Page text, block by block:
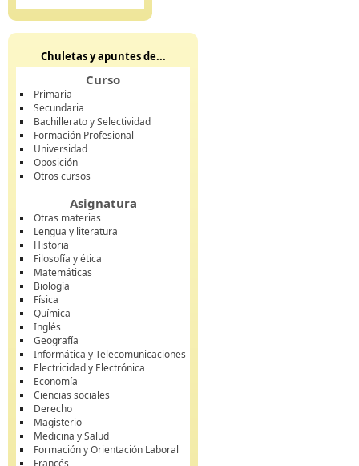
Chuletas y apuntes de...
Curso
Primaria
Secundaria
Bachillerato y Selectividad
Formación Profesional
Universidad
Oposición
Otros cursos
Asignatura
Otras materias
Lengua y literatura
Historia
Filosofía y ética
Matemáticas
Biología
Física
Química
Inglés
Geografía
Informática y Telecomunicaciones
Electricidad y Electrónica
Economía
Ciencias sociales
Derecho
Magisterio
Medicina y Salud
Formación y Orientación Laboral
Francés